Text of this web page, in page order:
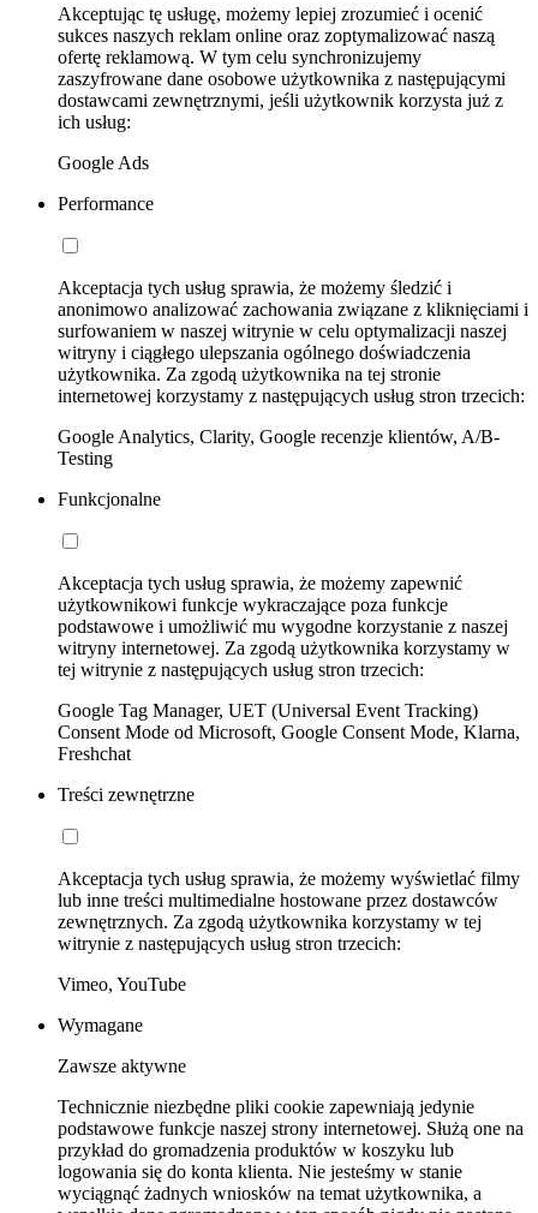
Akceptując tę usługę, możemy lepiej zrozumieć i ocenić
sukces naszych reklam online oraz zoptymalizować naszą
ofertę reklamową. W tym celu synchronizujemy
zaszyfrowane dane osobowe użytkownika z następującymi
dostawcami zewnętrznymi, jeśli użytkownik korzysta już z
ich usług:
Google Ads
Performance
Akceptacja tych usług sprawia, że możemy śledzić i
anonimowo analizować zachowania związane z kliknięciami i
surfowaniem w naszej witrynie w celu optymalizacji naszej
witryny i ciągłego ulepszania ogólnego doświadczenia
użytkownika. Za zgodą użytkownika na tej stronie
internetowej korzystamy z następujących usług stron trzecich:
Google Analytics, Clarity, Google recenzje klientów, A/B-
Testing
Funkcjonalne
Akceptacja tych usług sprawia, że możemy zapewnić
użytkownikowi funkcje wykraczające poza funkcje
podstawowe i umożliwić mu wygodne korzystanie z naszej
witryny internetowej. Za zgodą użytkownika korzystamy w
tej witrynie z następujących usług stron trzecich:
Google Tag Manager, UET (Universal Event Tracking)
Consent Mode od Microsoft, Google Consent Mode, Klarna,
Freshchat
Treści zewnętrzne
Akceptacja tych usług sprawia, że możemy wyświetlać filmy
lub inne treści multimedialne hostowane przez dostawców
zewnętrznych. Za zgodą użytkownika korzystamy w tej
witrynie z następujących usług stron trzecich:
Vimeo, YouTube
Wymagane
Zawsze aktywne
Technicznie niezbędne pliki cookie zapewniają jedynie
podstawowe funkcje naszej strony internetowej. Służą one na
przykład do gromadzenia produktów w koszyku lub
logowania się do konta klienta. Nie jesteśmy w stanie
wyciągnąć żadnych wniosków na temat użytkownika, a